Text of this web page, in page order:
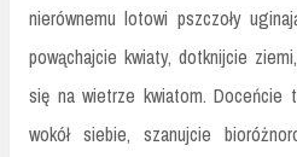
nierównemu lotowi pszczoły
powąchajcie kwiaty, dotknijcie
się na wietrze kwiatom. Doceńcie
wokół siebie, szanujcie